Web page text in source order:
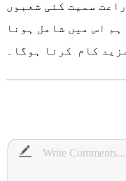
سمیت کئی شعبوں
اس میں شامل ہونا
کام کرنا ہوگا۔